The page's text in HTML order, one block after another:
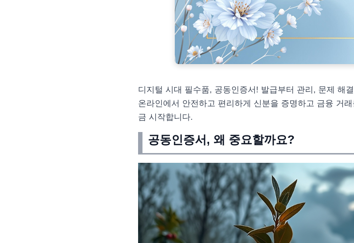
디지털 시대 필수품, 공동인증서! 발급부터 관리, 문제 해
온라인에서 안전하고 편리하게 신분을 증명하고 금융 거
금 시작합니다.
공동인증서, 왜 중요할까요?